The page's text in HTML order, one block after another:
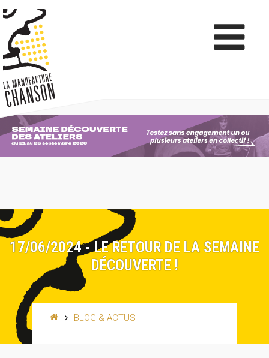
17/06/2024 - LE RETOUR DE LA SEMAINE
DÉCOUVERTE !
BLOG & ACTUS